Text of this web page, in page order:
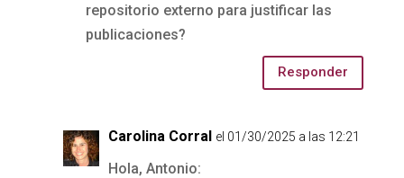
repositorio externo para justificar las
publicaciones?
Responder
Carolina Corral el 01/30/2025 a las 12:21
Hola, Antonio: